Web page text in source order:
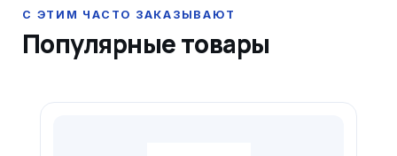
Популярные товары